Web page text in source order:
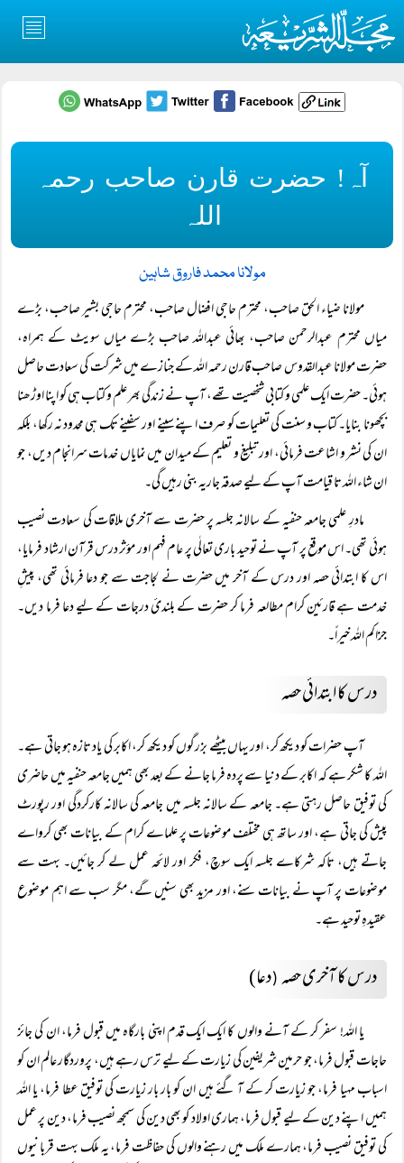
آہ! حضرت قارن صاحب رحمہ
اللہ
مولانا محمد فاروق شاہین
مولانا ضیاء الحق صاحب، محترم حاجی افضال صاحب، محترم حاجی بشیر صاحب، بڑے
میاں محترم عبدالرحمن صاحب، بھائی عبداللہ صاحب بڑے میاں سویٹ کے ہمراہ،
حضرت مولانا عبدالقدوس صاحب قارن رحمہ اللہ کے جنازے میں شرکت کی سعادت حاصل
ہوئی۔ حضرت ایک علمی و کتابی شخصیت تھے، آپ نے زندگی بھر علم و کتاب ہی کو اپنا اوڑھنا
بچھونا بنایا۔ کتاب و سنت کی تعلیمات کو صرف اپنے سینے اور سفینے تک ہی محدود نہ رکھا، بلکہ
ان کی نشر و اشاعت فرمائی، اور تبلیغ و تعلیم کے میدان میں نمایاں خدمات سرانجام دیں، جو
ان شاء اللہ تا قیامت آپ کے لیے صدقہ جاریہ بنی رہیں گی۔
مادرِ علمی جامعہ حنفیہ کے سالانہ جلسہ پر حضرت سے آخری ملاقات کی سعادت نصیب
ہوئی تھی۔ اس موقع پر آپ نے توحید باری تعالٰی پر عام فہم اور مؤثر درس قرآن ارشاد فرمایا،
اس کا ابتدائی حصہ اور درس کے آخر میں حضرت نے لجاجت سے جو دعا فرمائی تھی، پیشِ
خدمت ہے قارئین کرام مطالعہ فرما کر حضرت کے بلندئ درجات کے لیے دعا فرما دیں۔
جزاکم اللہ خیراً۔
درس کا ابتدائی حصہ
آپ حضرات کو دیکھ کر، اور یہاں بیٹھے بزرگوں کو دیکھ کر، اکابر کی یاد تازہ ہو جاتی ہے۔
اللہ کا شکر ہے کہ اکابر کے دنیا سے پردہ فرما جانے کے بعد بھی ہمیں جامعہ حنفیہ میں حاضری
کی توفیق حاصل رہتی ہے۔ جامعہ کے سالانہ جلسہ میں جامعہ کی سالانہ کارکردگی اور رپورٹ
پیش کی جاتی ہے، اور ساتھ ہی مختلف موضوعات پر علماے کرام کے بیانات بھی کرواے
جاتے ہیں، تاکہ شرکاے جلسہ ایک سوچ، فکر اور لائحہ عمل لے کر جائیں۔ بہت سے
موضوعات پر آپ نے بیانات سنے، اور مزید بھی سنیں گے، مگر سب سے اہم موضوع
عقیدہِ توحید ہے۔
درس کا آخری حصہ (دعا)
یا اللہ! سفر کر کے آنے والوں کا ایک ایک قدم اپنی بارگاہ میں قبول فرما، ان کی جائز
حاجات قبول فرما، جو حرمین شریفین کی زیارت کے لیے ترس رہے ہیں، پروردگار عالم ان کو
اسباب مہیا فرما، جو زیارت کر کے آ گئے ہیں ان کو بار بار زیارت کی توفیق عطا فرما، یا اللہ
ہمیں اپنے دین کے لیے قبول فرما، ہماری اولاد کو بھی دین کی سمجھ نصیب فرما، دین پر عمل
کی توفیق نصیب فرما، ہمارے ملک میں رہنے والوں کی حفاظت فرما، یہ ملک بہت قربانیوں